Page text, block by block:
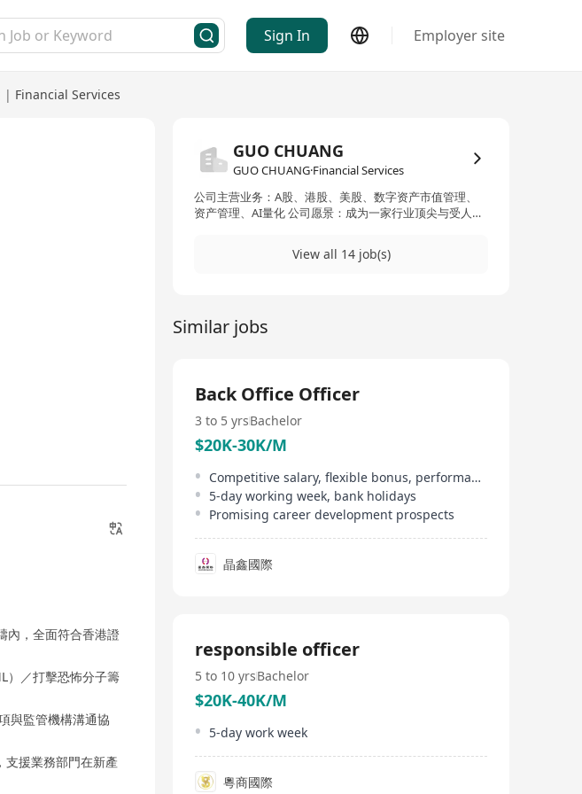
Sign In Employer site
| Financial Services
內，全面符合香港證
）／打擊恐怖分子籌
與監管機構溝通協
支援業務部門在新產
GUO CHUANG
GUO CHUANG·Financial Services
公司主营业务：A股、港股、美股、数字资产市值管理、
资产管理、AI量化 公司愿景：成为一家行业顶尖与受人尊
View all 14 job(s)
Similar jobs
Back Office Officer
3 to 5 yrsBachelor
$20K-30K/M
Competitive salary, flexible bonus, performance bonus
5-day working week, bank holidays
Promising career development prospects
晶鑫國際
responsible officer
5 to 10 yrsBachelor
$20K-40K/M
5-day work week
粵商國際